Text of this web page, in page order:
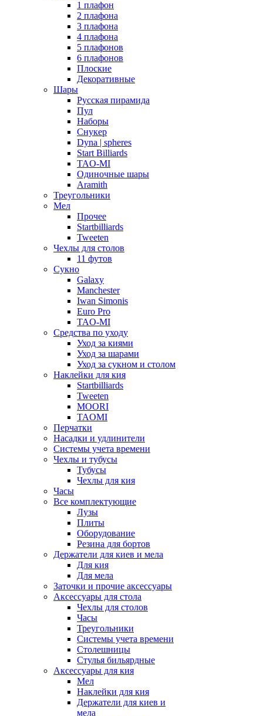
1 плафон
2 плафона
3 плафона
4 плафона
5 плафонов
6 плафонов
Плоские
Декоративные
Шары
Русская пирамида
Пул
Наборы
Снукер
Dyna | spheres
Start Billiards
TAO-MI
Одиночные шары
Aramith
Треугольники
Мел
Прочее
Startbilliards
Tweeten
Чехлы для столов
11 футов
Сукно
Galaxy
Manchester
Iwan Simonis
Euro Pro
TAO-MI
Средства по уходу
Уход за киями
Уход за шарами
Уход за сукном и столом
Наклейки для кия
Startbilliards
Tweeten
MOORI
TAOMI
Перчатки
Насадки и удлинители
Системы учета времени
Чехлы и тубусы
Тубусы
Чехлы для кия
Часы
Все комплектующие
Лузы
Плиты
Оборудование
Резина для бортов
Держатели для киев и мела
Для кия
Для мела
Заточки и прочие аксессуары
Аксессуары для стола
Чехлы для столов
Часы
Треугольники
Системы учета времени
Столешницы
Стулья бильярдные
Аксессуары для кия
Мел
Наклейки для кия
Держатели для киев и
мела